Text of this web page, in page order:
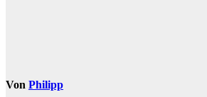
Von Philipp